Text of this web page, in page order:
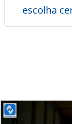
escolha